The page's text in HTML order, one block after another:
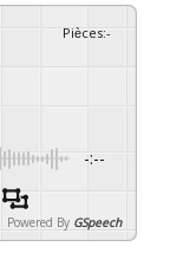
Pièces:-
-:--
Powered By GSpeech